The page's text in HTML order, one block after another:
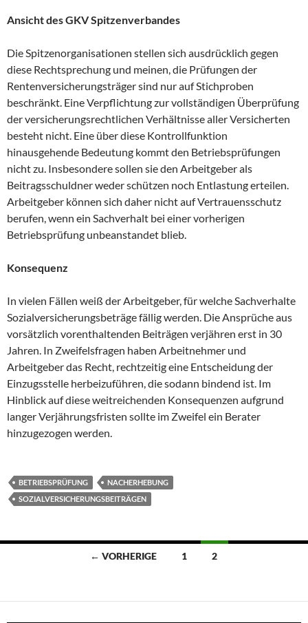
Ansicht des GKV Spitzenverbandes
Die Spitzenorganisationen stellen sich ausdrücklich gegen
diese Rechtsprechung und meinen, die Prüfungen der
Rentenversicherungsträger sind nur auf Stichproben
beschränkt. Eine Verpflichtung zur vollständigen Überprüfung
der versicherungsrechtlichen Verhältnisse aller Versicherten
besteht nicht. Eine über diese Kontrollfunktion
hinausgehende Bedeutung kommt den Betriebsprüfungen
nicht zu. Insbesondere sollen sie den Arbeitgeber als
Beitragsschuldner weder schützen noch Entlastung erteilen.
Arbeitgeber können sich daher nicht auf Vertrauensschutz
berufen, wenn ein Sachverhalt bei einer vorherigen
Betriebsprüfung unbeanstandet blieb.
Konsequenz
In vielen Fällen weiß der Arbeitgeber, für welche Sachverhalte
Sozialversicherungsbeträge fällig werden. Die Ansprüche aus
vorsätzlich vorenthaltenden Beiträgen verjähren erst in 30
Jahren. In Zweifelsfragen haben Arbeitnehmer und
Arbeitgeber das Recht, rechtzeitig eine Entscheidung der
Einzugsstelle herbeizuführen, die sodann bindend ist. Im
Hinblick auf diese weitreichenden Konsequenzen aufgrund
langer Verjährungsfristen sollte im Zweifel ein Berater
hinzugezogen werden.
BETRIEBSPRÜFUNG
NACHERHEBUNG
SOZIALVERSICHERUNGSBEITRÄGEN
Beitragsnavigation
← VORHERIGE 1 2